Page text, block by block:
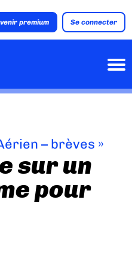
premium Se connecter
– brèves »
sur un
pour